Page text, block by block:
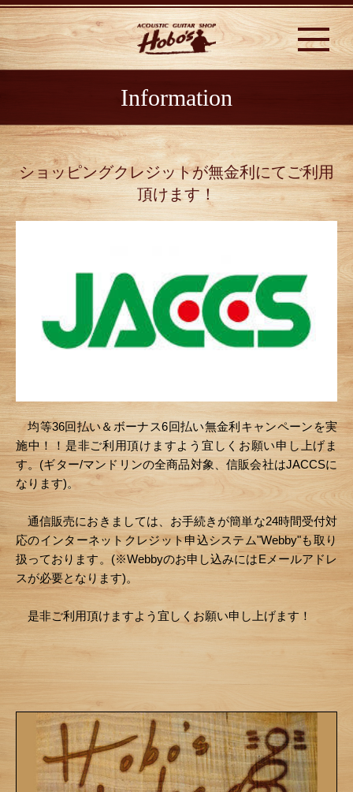
Information
ショッピングクレジットが無金利にてご利用
頂けます！
均等36回払い＆ボーナス6回払い無金利キャンペーンを実
施中！！是非ご利用頂けますよう宜しくお願い申し上げま
す。(ギター/マンドリンの全商品対象、信販会社はJACCSに
なります)。
通信販売におきましては、お手続きが簡単な24時間受付対
応のインターネットクレジット申込システム"Webby"も取り
扱っております。(※Webbyのお申し込みにはEメールアドレ
スが必要となります)。
是非ご利用頂けますよう宜しくお願い申し上げます！